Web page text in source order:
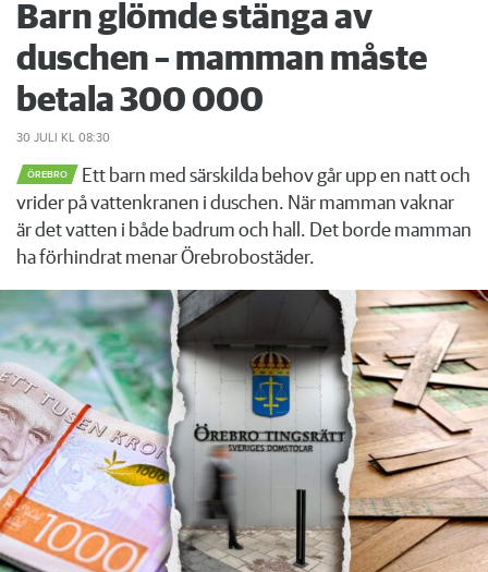
Barn glömde stänga av
duschen – mamman måste
betala 300 000
30 JULI KL 08:30
ÖREBRO
Ett barn med särskilda behov går upp en natt och
vrider på vattenkranen i duschen. När mamman vaknar
är det vatten i både badrum och hall. Det borde mamman
ha förhindrat menar Örebrobostäder.